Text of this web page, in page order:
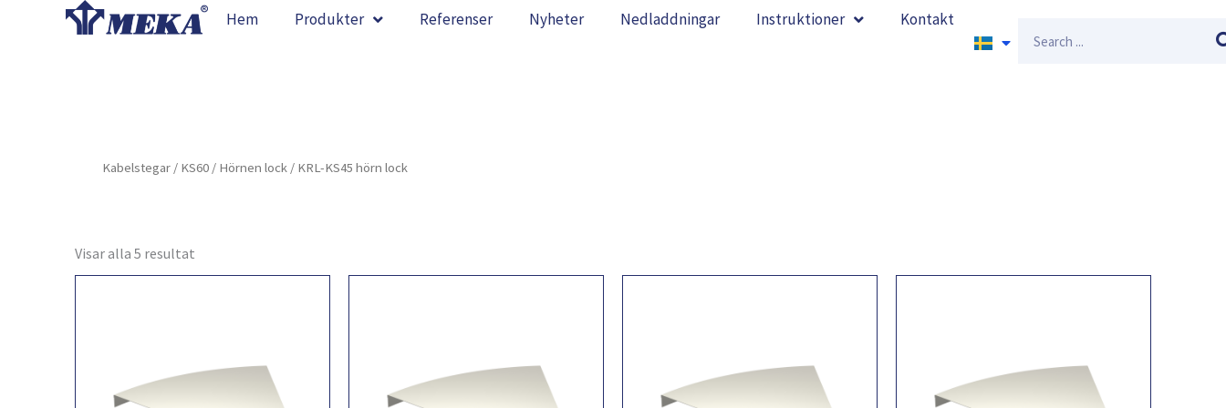
Hem Produkter Referenser Nyheter Nedladdningar Instruktioner Kontakt
Kabelstegar / KS60 / Hörnen lock / KRL-KS45 hörn lock
Visar alla 5 resultat